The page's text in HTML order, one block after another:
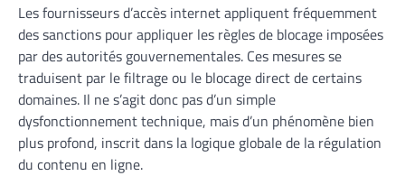
Les fournisseurs d’accès internet appliquent fréquemment
des sanctions pour appliquer les règles de blocage imposées
par des autorités gouvernementales. Ces mesures se
traduisent par le filtrage ou le blocage direct de certains
domaines. Il ne s’agit donc pas d’un simple
dysfonctionnement technique, mais d’un phénomène bien
plus profond, inscrit dans la logique globale de la régulation
du contenu en ligne.